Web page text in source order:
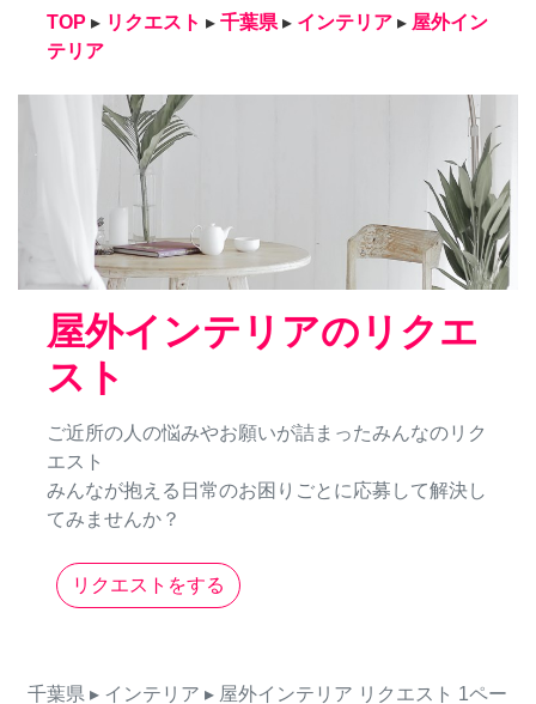
TOP ▸ リクエスト ▸ 千葉県 ▸ インテリア ▸ 屋外イン
テリア
屋外インテリアのリクエ
スト
ご近所の人の悩みやお願いが詰まったみんなのリク
エスト
みんなが抱える日常のお困りごとに応募して解決し
てみませんか？
リクエストをする
千葉県 ▸ インテリア ▸ 屋外インテリア リクエスト 1ペー